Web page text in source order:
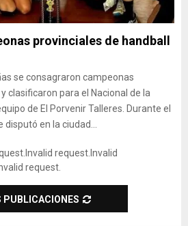
provinciales de handball
se consagraron campeonas
clasificaron para el Nacional de la
de El Porvenir Talleres. Durante el
en la ciudad...
Invalid request. Invalid
request.
PUBLICACIONES